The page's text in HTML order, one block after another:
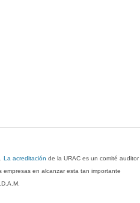
La acreditación de la URAC es un comité auditor
en alcanzar esta tan importante